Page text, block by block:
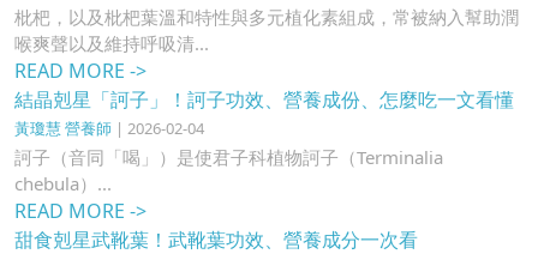
枇杷，以及枇杷葉溫和特性與多元植化素組成，常被納入幫助潤
喉爽聲以及維持呼吸清...
READ MORE ->
結晶剋星「訶子」！訶子功效、營養成份、怎麼吃一文看懂
黃瓊慧 營養師 | 2026-02-04
訶子（音同「喝」）是使君子科植物訶子（Terminalia
chebula）...
READ MORE ->
甜食剋星武靴葉！武靴葉功效、營養成分一次看